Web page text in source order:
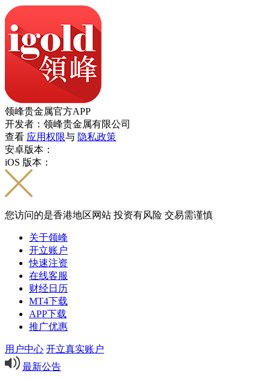
领峰贵金属官方APP
开发者：领峰贵金属有限公司
查看 应用权限与 隐私政策
安卓版本：
iOS 版本：
您访问的是香港地区网站 投资有风险 交易需谨慎
关于领峰
开立账户
快速注资
在线客服
财经日历
MT4下载
APP下载
推广优惠
用户中心 开立真实账户
最新公告